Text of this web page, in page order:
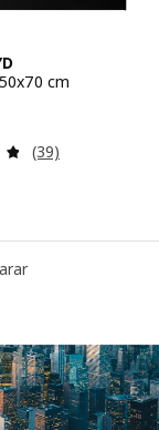
cm
Avaliação: 4.8
(39)